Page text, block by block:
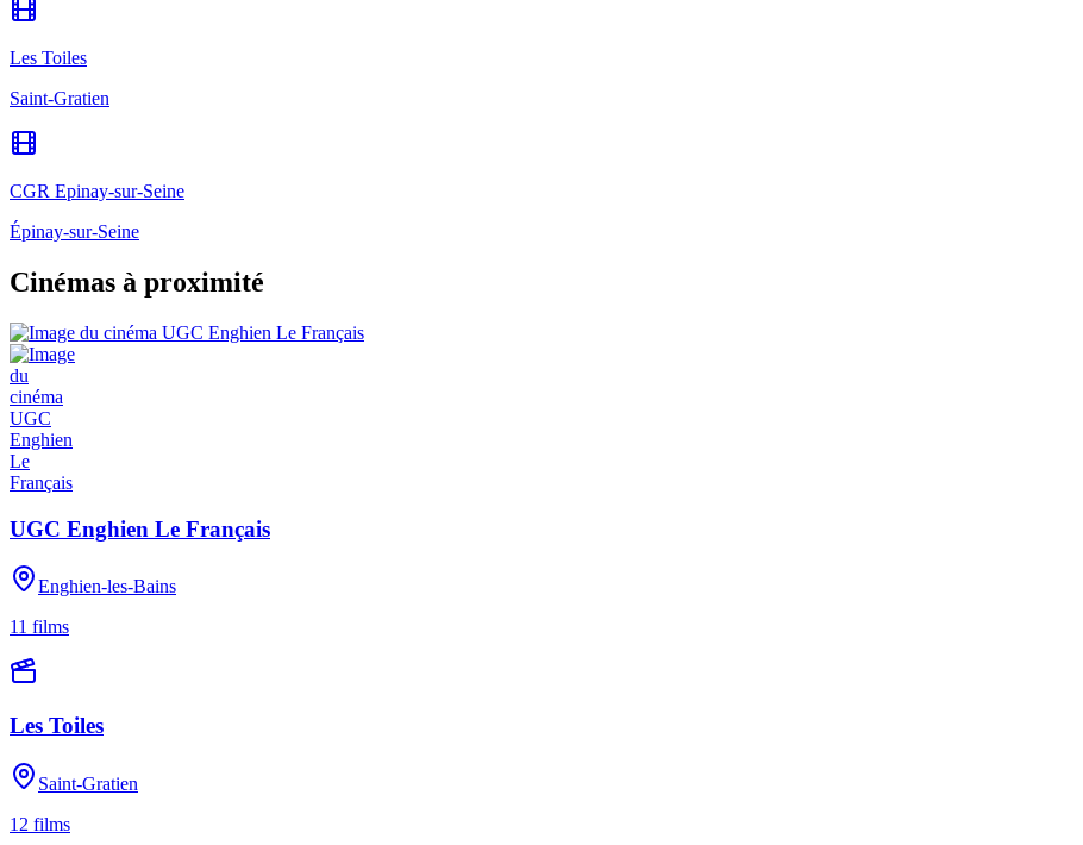
Les Toiles
Saint-Gratien
CGR Epinay-sur-Seine
Épinay-sur-Seine
Cinémas à proximité
UGC Enghien Le Français
Enghien-les-Bains
11 films
Les Toiles
Saint-Gratien
12 films